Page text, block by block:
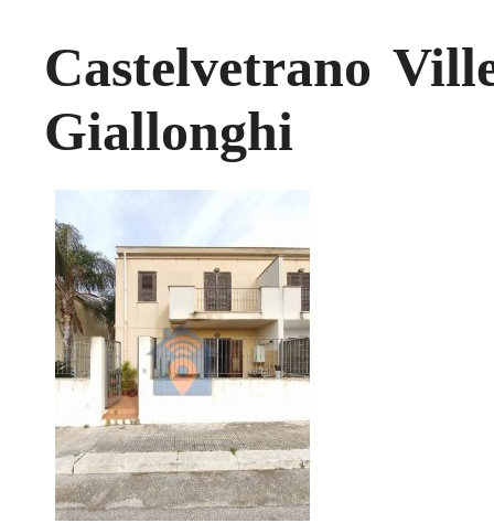
Castelvetrano
Giallonghi